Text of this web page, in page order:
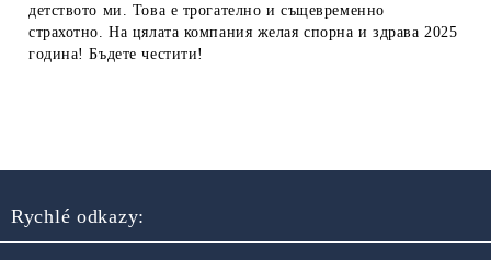
детството ми. Това е трогателно и същевременно
страхотно. На цялата компания желая спорна и здрава 2025
година! Бъдете честити!
Rychlé odkazy: